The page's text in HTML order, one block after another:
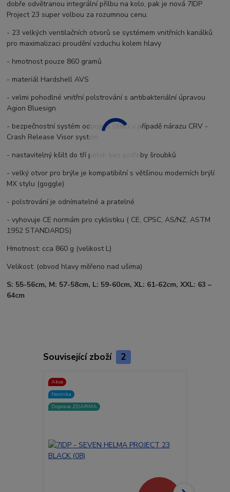
dobře odvětranou integrální přilbu na kolo, pak je nová 7IDP
Project 23 super volbou za rozumnou cenu.
- 23 velkých ventilačních otvorů se systémem vnitřních kanálků
pro maximalizaci proudění vzduchu kolem hlavy
- hmotnost pouze 860 gramů
- materiál Hardshell AVS
- velmi pohodlné vnitřní polstrování s antibakteriální úpravou
Agion Bluesign
- bezpečnostní systém odpojení štítku v případě nárazu CRV -
Crash Release Visor system
- nastavitelný kšilt do tří poloh bez potřeby šroubků
- velký otvor pro brýle je kompatibilní s většinou moderních brýlí
MX stylu (goggle)
- polstrování je odnímatelné a pratelné
- vyhovuje CE normám pro cyklistiku ( CE, CPSC, AS/NZ, ASTM
1952 STANDARDS)
Hmotnost: cca 860 g (velikost L)
Velikost: (obvod hlavy měřeno nad ušima)
S: 55-56cm, M: 57-58cm, L: 59-60cm, XL: 61-62cm, XXL: 63 –
64cm
Související zboží 2
Akce
Novinka
Doprava ZDARMA